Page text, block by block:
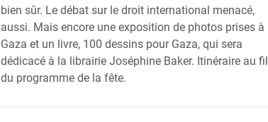
bien sûr. Le débat sur le droit international menacé,
aussi. Mais encore une exposition de photos prises à
Gaza et un livre, 100 dessins pour Gaza, qui sera
dédicacé à la librairie Joséphine Baker. Itinéraire au fil
du programme de la fête.